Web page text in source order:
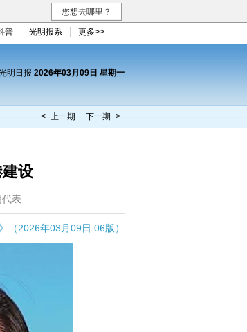
您想去哪里？
普 光明报系 更多>>
明日报 2026年03月09日 星期一
< 上一期 下一期 >
设
表
（2026年03月09日 06版）